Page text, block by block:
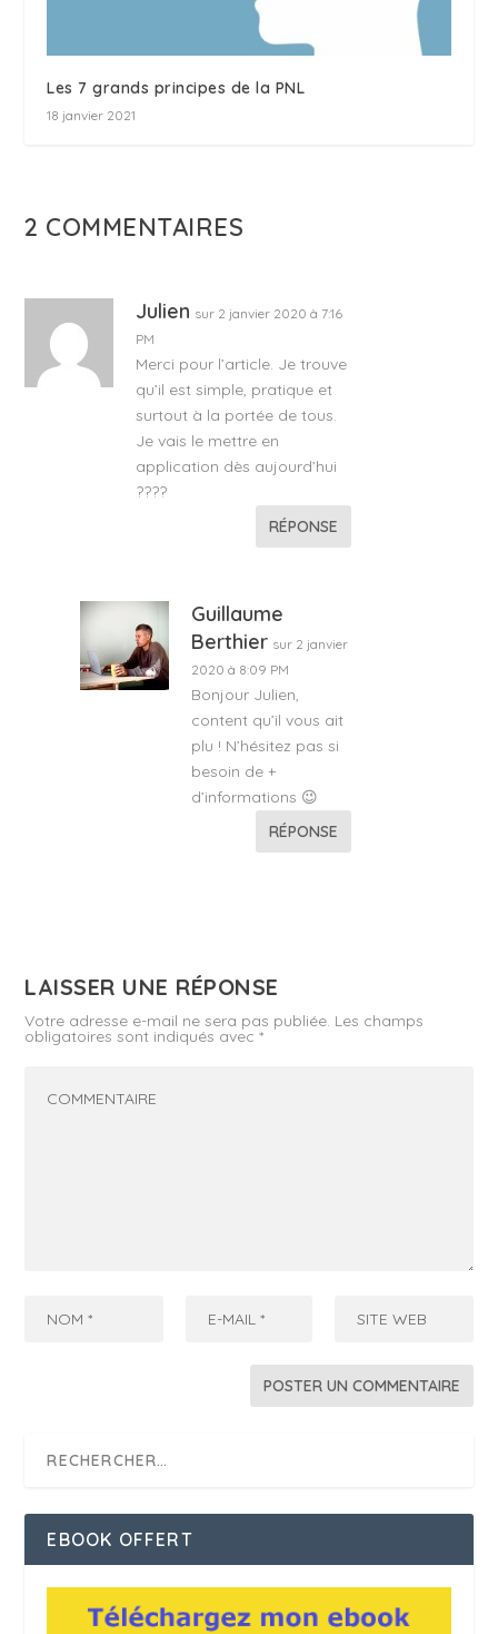
Les 7 grands principes de la PNL
18 janvier 2021
2 COMMENTAIRES
Julien sur 2 janvier 2020 à 7:16
PM
Merci pour l’article. Je trouve
qu’il est simple, pratique et
surtout à la portée de tous.
Je vais le mettre en
application dès aujourd’hui
????
RÉPONSE
Guillaume
Berthier sur 2 janvier
2020 à 8:09 PM
Bonjour Julien,
content qu’il vous ait
plu ! N’hésitez pas si
besoin de +
d’informations 😉
RÉPONSE
LAISSER UNE RÉPONSE
Votre adresse e-mail ne sera pas publiée. Les champs
obligatoires sont indiqués avec*
EBOOK OFFERT